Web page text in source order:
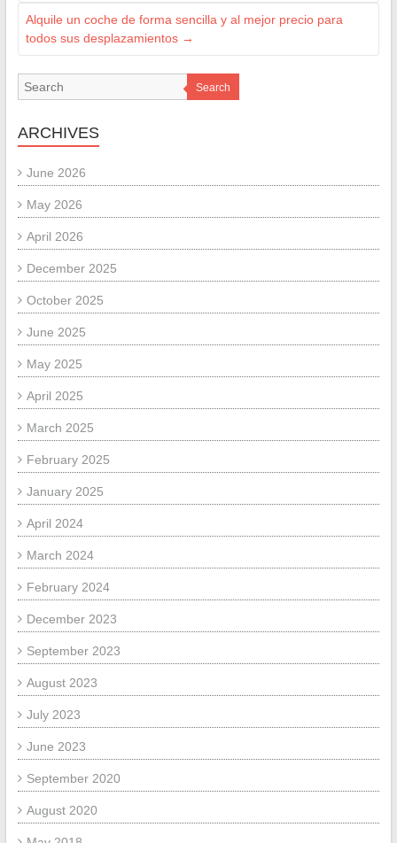
Alquile un coche de forma sencilla y al mejor precio para
todos sus desplazamientos →
Search
ARCHIVES
June 2026
May 2026
April 2026
December 2025
October 2025
June 2025
May 2025
April 2025
March 2025
February 2025
January 2025
April 2024
March 2024
February 2024
December 2023
September 2023
August 2023
July 2023
June 2023
September 2020
August 2020